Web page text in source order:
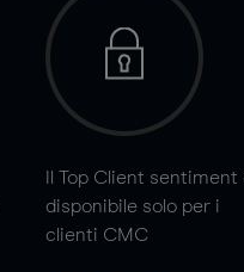
Il Top Client sentiment
disponibile solo per i
clienti CMC